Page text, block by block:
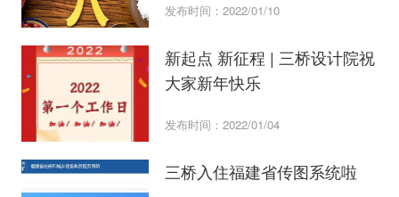
发布时间：2022/01/10
新起点 新征程 | 三桥设计院祝
大家新年快乐
发布时间：2022/01/04
三桥入住福建省传图系统啦